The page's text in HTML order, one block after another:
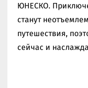
ЮНЕСКО.
станут
путешествия,
сейчас и